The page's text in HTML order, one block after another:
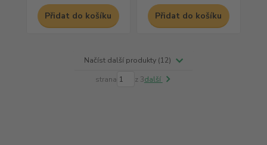
Přidat do košíku Přidat do košíku
Načíst další produkty (12)
strana z 3další